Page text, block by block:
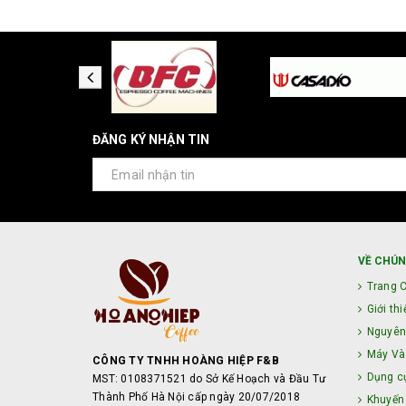
ĐĂNG KÝ NHẬN TIN
CÔNG TY TNHH HOÀNG HIỆP F&B
MST: 0108371521 do Sở Kế Hoạch và Đầu Tư
Thành Phố Hà Nội cấp ngày 20/07/2018
VỀ
Trang
Giới
Máy
Dụng